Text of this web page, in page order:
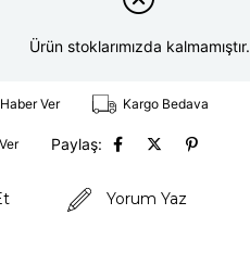
Ürün stoklarımızda kalmamıştır.
Ver Kargo Bedava
Paylaş:
Yorum Yaz